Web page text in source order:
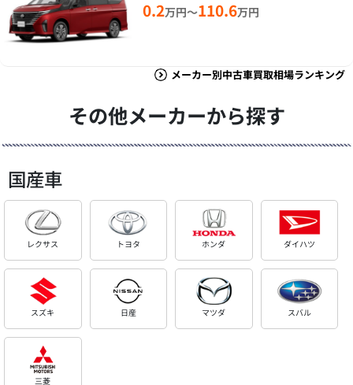
0.2万円～110.6万円
メーカー別中古車買取相場ランキング
その他メーカーから探す
国産車
レクサス トヨタ ホンダ ダイハツ
スズキ 日産 マツダ スバル
三菱